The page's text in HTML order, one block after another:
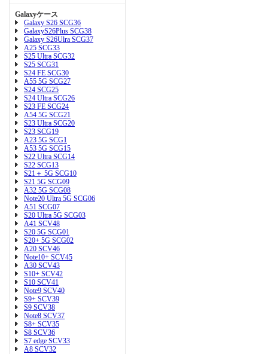
Galaxyケース
Galaxy S26 SCG36
GalaxyS26Plus SCG38
Galaxy S26Ulra SCG37
A25 SCG33
S25 Ultra SCG32
S25 SCG31
S24 FE SCG30
A55 5G SCG27
S24 SCG25
S24 Ultra SCG26
S23 FE SCG24
A54 5G SCG21
S23 Ultra SCG20
S23 SCG19
A23 5G SCG1
A53 5G SCG15
S22 Ultra SCG14
S22 SCG13
S21＋ 5G SCG10
S21 5G SCG09
A32 5G SCG08
Note20 Ultra 5G SCG06
A51 SCG07
S20 Ultra 5G SCG03
A41 SCV48
S20 5G SCG01
S20+ 5G SCG02
A20 SCV46
Note10+ SCV45
A30 SCV43
S10+ SCV42
S10 SCV41
Note9 SCV40
S9+ SCV39
S9 SCV38
Note8 SCV37
S8+ SCV35
S8 SCV36
S7 edge SCV33
A8 SCV32